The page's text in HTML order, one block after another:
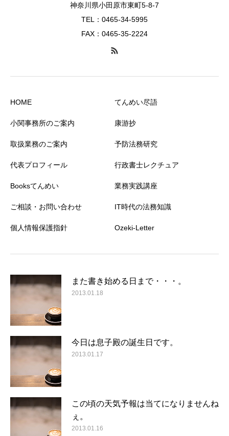
神奈川県小田原市東町5-8-7
TEL：0465-34-5995
FAX：0465-35-2224
HOME
小関事務所のご案内
取扱業務のご案内
代表プロフィール
Booksてんめい
ご相談・お問い合わせ
個人情報保護指針
てんめい尽語
康游抄
予防法務研究
行政書士レクチュア
業務実践講座
IT時代の法務知識
Ozeki-Letter
また書き始める日まで・・・。
2013.01.18
今日は息子殿の誕生日です。
2013.01.17
この頃の天気予報は当てになりませんね
ぇ。
2013.01.16